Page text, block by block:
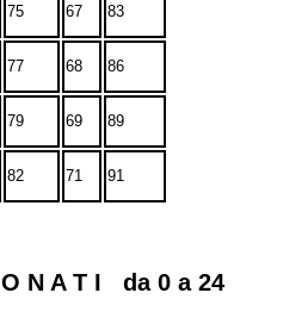
75 67 83
77 68 86
79 69 89
82 71 91
N A T I da 0 a 24